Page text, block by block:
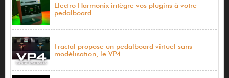
Electro Harmonix intègre vos plugins à votre
pedalboard
Fractal propose un pedalboard virtuel sans
modélisation, le VP4